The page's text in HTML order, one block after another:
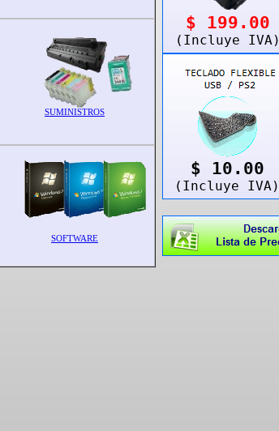
SUMINISTROS
SOFTWARE
$ 199.00
(Incluye IVA)
$ 10.00
(Incluye IVA)